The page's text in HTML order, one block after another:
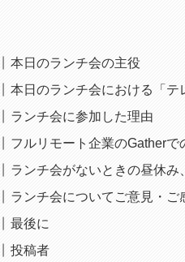
本日のランチ会の主役
本日のランチ会における「テ
ランチ会に参加した理由
フルリモート企業のGatherで
ランチ会がないときの昼休み
ランチ会についてご意見・ご
最後に
投稿者